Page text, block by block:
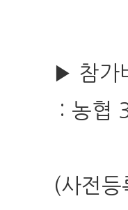
▶ 참가
: 농협
(사전